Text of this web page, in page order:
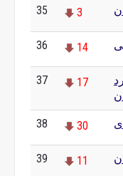
35 3
36 14
37 17
38 30
39 11